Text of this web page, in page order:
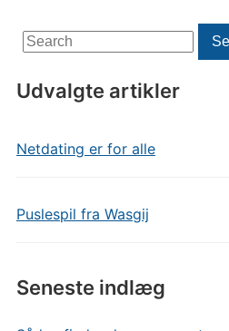
Search
for:
Udvalgte artikler
Netdating er for alle
Puslespil fra Wasgij
Seneste indlæg